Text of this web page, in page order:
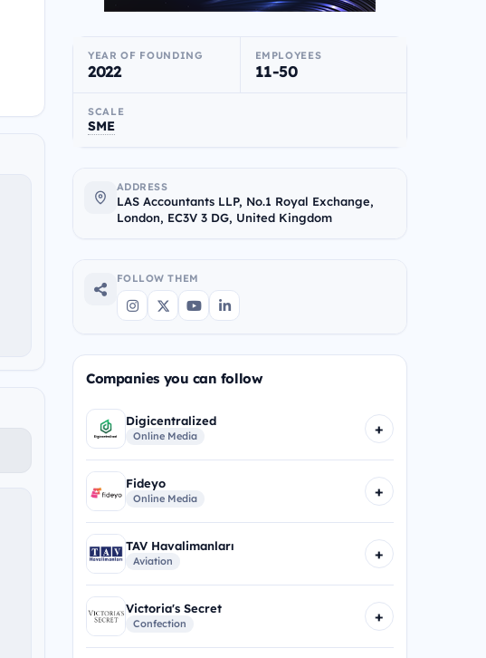
YEAR OF FOUNDING
2022
EMPLOYEES
11-50
SCALE
SME
ADDRESS
LAS Accountants LLP, No.1 Royal Exchange,
London, EC3V 3 DG, United Kingdom
FOLLOW THEM
Companies you can follow
Digicentralized
Online Media +
Fideyo
Online Media +
TAV Havalimanları
Aviation +
Victoria's Secret
Confection +